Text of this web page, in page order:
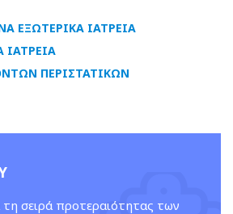
ΕΞΩΤΕΡΙΚΑ ΙΑΤΡΕΙΑ
ΙΑΤΡΕΙΑ
ΠΕΡΙΣΤΑΤΙΚΩΝ
τη σειρά προτεραιότητας των